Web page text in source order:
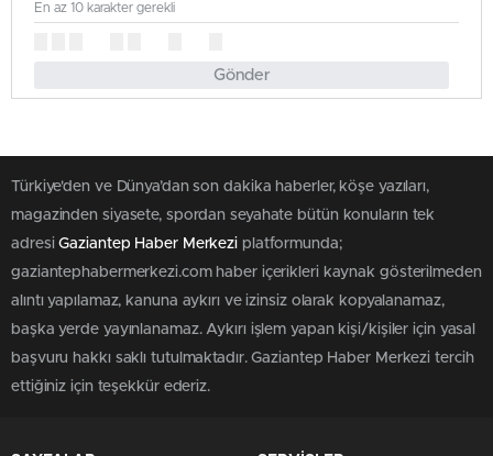
Gönder
En az 10 karakter gerekli
Türkiye'den ve Dünya’dan son dakika haberler, köşe yazıları,
magazinden siyasete, spordan seyahate bütün konuların tek
adresiGaziantep Haber Merkezi platformunda;
gaziantephabermerkezi.com haber içerikleri kaynak gösterilmeden
alıntı yapılamaz, kanuna aykırı ve izinsiz olarak kopyalanamaz,
başka yerde yayınlanamaz. Aykırı işlem yapan kişi/kişiler için yasal
başvuru hakkı saklı tutulmaktadır. Gaziantep Haber Merkezi tercih
ettiğiniz için teşekkür ederiz.